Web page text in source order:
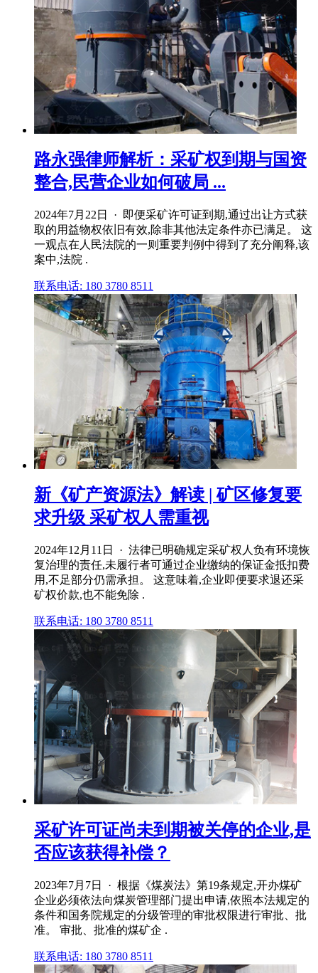
路永强律师解析：采矿权到期与国资
整合,民营企业如何破局 ...
2024年7月22日 · 即便采矿许可证到期,通过出让方式获
取的用益物权依旧有效,除非其他法定条件亦已满足。 这
一观点在人民法院的一则重要判例中得到了充分阐释,该
案中,法院 .
联系电话: 180 3780 8511
新《矿产资源法》解读 | 矿区修复要
求升级 采矿权人需重视
2024年12月11日 · 法律已明确规定采矿权人负有环境恢
复治理的责任,未履行者可通过企业缴纳的保证金抵扣费
用,不足部分仍需承担。 这意味着,企业即便要求退还采
矿权价款,也不能免除 .
联系电话: 180 3780 8511
采矿许可证尚未到期被关停的企业,是
否应该获得补偿？
2023年7月7日 · 根据《煤炭法》第19条规定,开办煤矿
企业必须依法向煤炭管理部门提出申请,依照本法规定的
条件和国务院规定的分级管理的审批权限进行审批、批
准。 审批、批准的煤矿企 .
联系电话: 180 3780 8511